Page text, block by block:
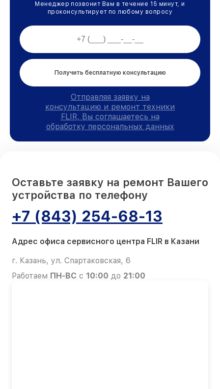
Менеджер позвонит Вам в течение 15 минут, и
проконсультирует по любому вопросу
Получить бесплатную консультацию
Отправляя заявку на
консультацию и ремонт техники
FLIR, Вы соглашаетесь на
обработку персональных данных
Оставьте заявку на ремонт Вашего
устройства по телефону
+7 (843) 254-68-13
Адрес офиса сервисного центра FLIR в Казани
г. Казань, ул. Спартаковская, 6
Работаем ПН-ВС с 10:00 до 21:00